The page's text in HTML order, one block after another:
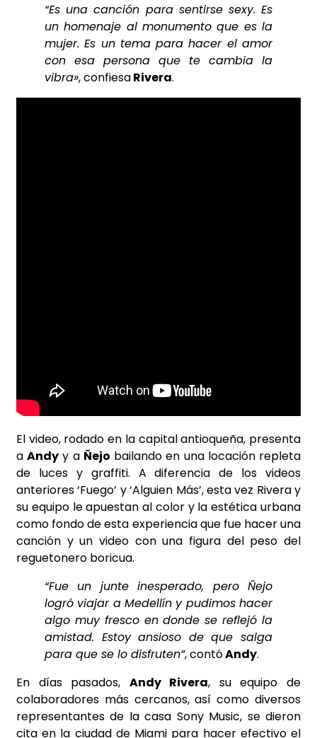
“Es una canción para sentirse sexy. Es
un homenaje al monumento que es la
mujer. Es un tema para hacer el amor
con esa persona que te cambia la
vibra», confiesaRivera.
El video, rodado en la capital antioqueña, presenta
a Andy y a Ñejo bailando en una locación repleta
de luces y graffiti. A diferencia de los videos
anteriores ‘Fuego’ y ‘Alguien Más’, esta vez Rivera y
su equipo le apuestan al color y la estética urbana
como fondo de esta experiencia que fue hacer una
canción y un video con una figura del peso del
reguetonero boricua.
“Fue un junte inesperado, pero Ñejo
logró viajar a Medellín y pudimos hacer
algo muy fresco en donde se reflejó la
amistad. Estoy ansioso de que salga
para que se lo disfruten”, contóAndy.
En días pasados, Andy Rivera, su equipo de
colaboradores más cercanos, así como diversos
representantes de la casa Sony Music, se dieron
cita en la ciudad de Miami para hacer efectivo el